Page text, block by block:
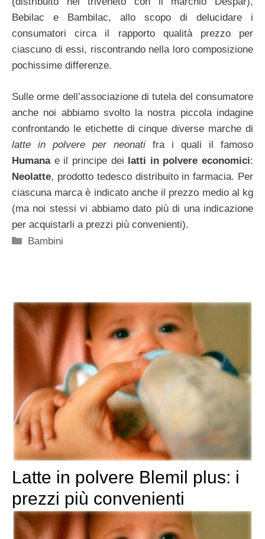
Bebilac e Bambilac, allo scopo di delucidare i
consumatori circa il rapporto qualità prezzo per
ciascuno di essi, riscontrando nella loro composizione
pochissime differenze.
Sulle orme dell’associazione di tutela del consumatore
anche noi abbiamo svolto la nostra piccola indagine
confrontando le etichette di cinque diverse marche di
latte in polvere per neonati fra i quali il famoso
Humanae il principe dei latti in polvere economici:
Neolatte, prodotto tedesco distribuito in farmacia. Per
ciascuna marca è indicato anche il prezzo medio al kg
(ma noi stessi vi abbiamo dato più di una indicazione
per acquistarli a prezzi più convenienti).
Categorie
Bambini
Latte in polvere Blemil plus: i
prezzi più convenienti